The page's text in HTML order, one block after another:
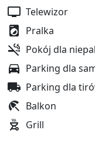
Telewizor
Pralka
Pokój dla
Parking dla
Parking dla
Balkon
Grill